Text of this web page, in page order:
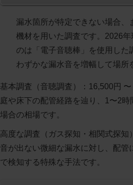
漏水箇所が特定できない場合、
機材を用いた調査です。2026
のは「電子音聴棒」を使用した
わずかな漏水音を増幅して場所
基本調査（音聴調査）
：16,500円
庭や床下の配管経路を辿り、1〜2
場合の相場です。
高度な調査（ガス探知・相関式探知）
音が出ない微細な漏水に対し、配管
で検知する特殊な手法です。